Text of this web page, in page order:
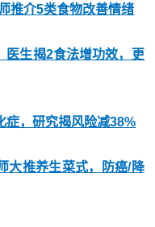
推介5类食物改善情绪
医生揭2食法增功效，更
症，研究揭风险减38%
大推养生菜式，防癌/降